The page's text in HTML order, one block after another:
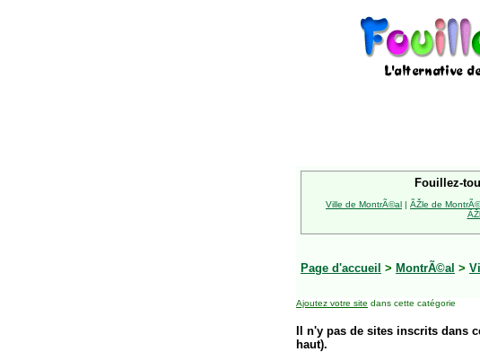
Fouillez-
Ville de MontrÃ©al | ÃŽle de
Page d'accueil > MontrÃ©al >
Ajoutez votre site dans cette catégorie
Il n'y pas de sites inscrits dans
haut).